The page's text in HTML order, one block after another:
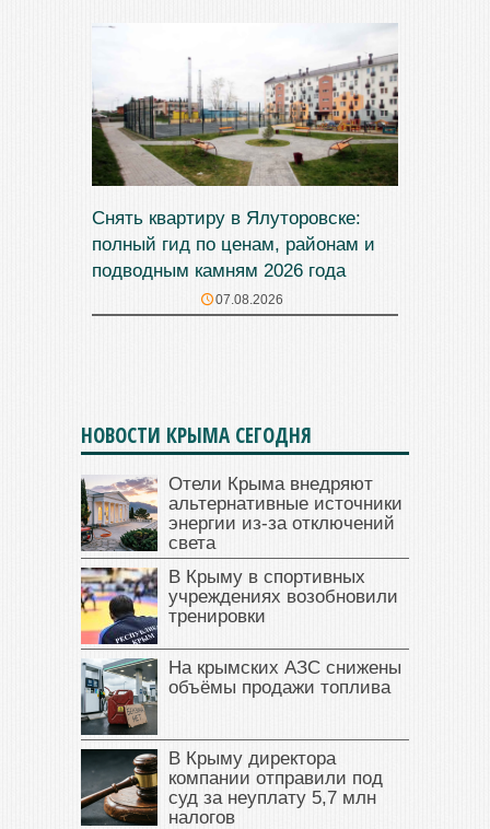
Снять квартиру в Ялуторовске:
полный гид по ценам, районам и
подводным камням 2026 года
07.08.2026
НОВОСТИ КРЫМА СЕГОДНЯ
Отели Крыма внедряют
альтернативные источники
энергии из-за отключений
света
В Крыму в спортивных
учреждениях возобновили
тренировки
На крымских АЗС снижены
объёмы продажи топлива
В Крыму директора
компании отправили под
суд за неуплату 5,7 млн
налогов